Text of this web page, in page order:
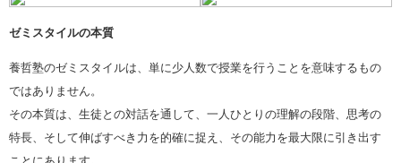
ゼミスタイルの本質
養哲塾のゼミスタイルは、単に少人数で授業を行うことを意味するもの
ではありません。
その本質は、生徒との対話を通して、一人ひとりの理解の段階、思考の
特長、そして伸ばすべき力を的確に捉え、その能力を最大限に引き出す
ことにあります。